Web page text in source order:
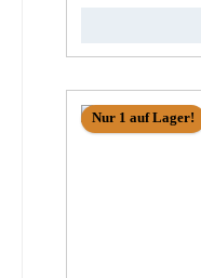
Nur 1 auf Lager!